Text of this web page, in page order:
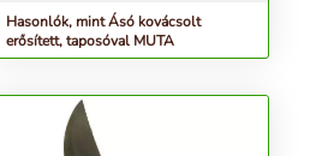
Hasonlók, mint Ásó kovácsolt
erősített, taposóval MUTA